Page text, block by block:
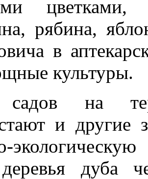
рябина,
в
культуры.
на
и другие
дуба